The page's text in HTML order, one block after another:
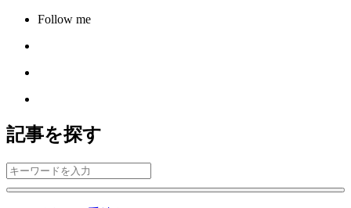
Follow me
記事を探す